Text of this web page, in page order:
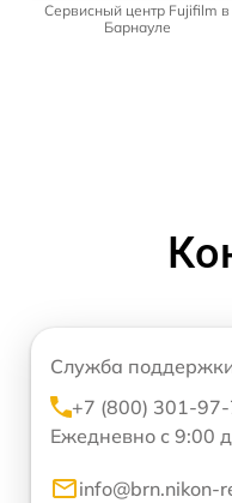
Сервисный центр Fujifilm в
Барнауле
Служба
+7 (800) 301-
Ежедневно с 9:00
info@brn.nikon-